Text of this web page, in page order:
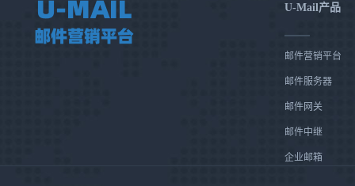
U-Mail产品
邮件营销平台
邮件服务器
邮件网关
邮件中继
企业邮箱